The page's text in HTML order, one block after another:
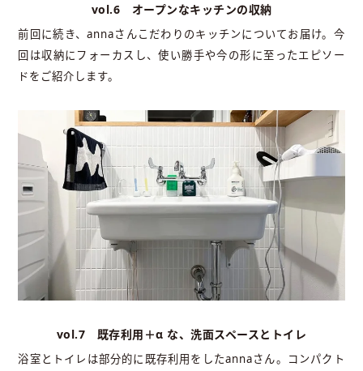
vol.6 オープンなキッチンの収納
前回に続き、annaさんこだわりのキッチンについてお届け。今
回は収納にフォーカスし、使い勝手や今の形に至ったエピソー
ドをご紹介します。
vol.7 既存利用＋α な、洗面スペースとトイレ
浴室とトイレは部分的に既存利用をしたannaさん。コンパクト